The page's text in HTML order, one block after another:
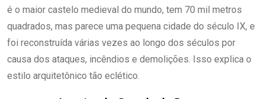
é o maior castelo medieval do mundo, tem 70 mil metros
quadrados, mas parece uma pequena cidade do século IX, e
foi reconstruída várias vezes ao longo dos séculos por
causa dos ataques, incêndios e demolições. Isso explica o
estilo arquitetônico tão eclético.